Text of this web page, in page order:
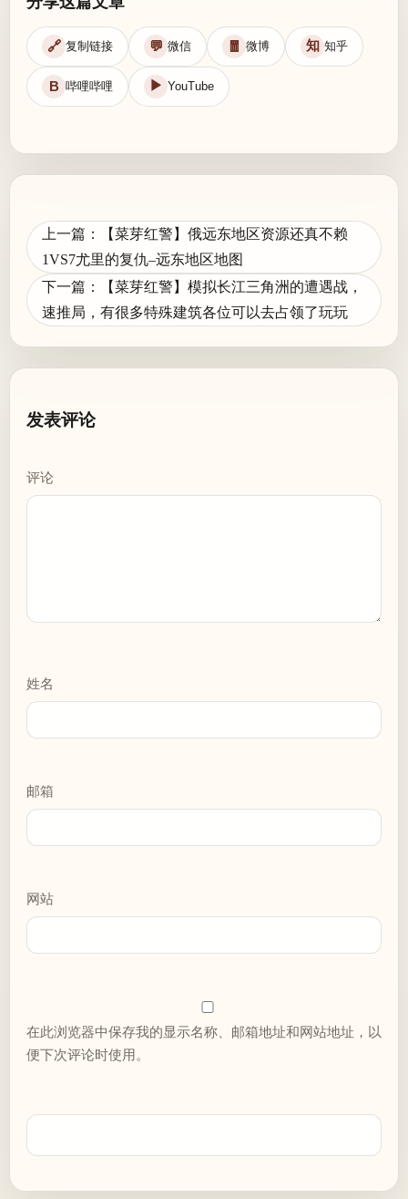
🔗 复制链接 💬 微信 🧧 微博 知 知乎
B 哔哩哔哩 ▶ YouTube
文
章
导
航
上一篇：【菜芽红警】俄远东地区资源还真不赖
1VS7尤里的复仇–远东地区地图
下一篇：【菜芽红警】模拟长江三角洲的遭遇战，
速推局，有很多特殊建筑各位可以去占领了玩玩
发表评论
评论
姓名
邮箱
网站
在此浏览器中保存我的显示名称、邮箱地址和网站地址，以
便下次评论时使用。